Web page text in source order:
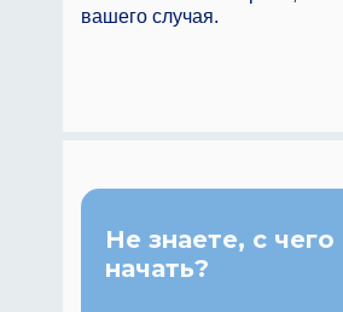
вашего случая.
Не знаете, с чего
начать?